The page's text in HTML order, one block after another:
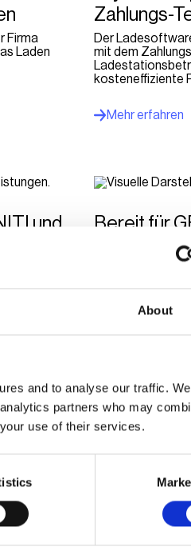
About
and to analyse our traffic.
partners who may
use of their services.
Firma
Laden
Zahlungs-
Der
mit dem
kosteneffiziente
Mehr erfahren
und
öffnet
Bereit für
neue
vaylens gibt
wie sie die
umsetzen
bei
Warum